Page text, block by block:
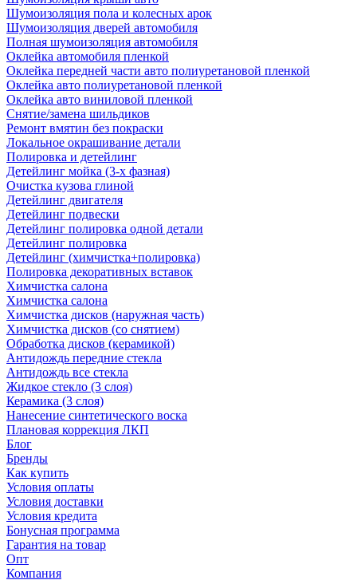
Шумоизоляция пола и колесных арок
Шумоизоляция дверей автомобиля
Полная шумоизоляция автомобиля
Оклейка автомобиля пленкой
Оклейка передней части авто полиуретановой пленкой
Оклейка авто полиуретановой пленкой
Оклейка авто виниловой пленкой
Снятие/замена шильдиков
Ремонт вмятин без покраски
Локальное окрашивание детали
Полировка и детейлинг
Детейлинг мойка (3-х фазная)
Очистка кузова глиной
Детейлинг двигателя
Детейлинг подвески
Детейлинг полировка одной детали
Детейлинг полировка
Детейлинг (химчистка+полировка)
Полировка декоративных вставок
Химчистка салона
Химчистка салона
Химчистка дисков (наружная часть)
Химчистка дисков (со снятием)
Обработка дисков (керамикой)
Антидождь передние стекла
Антидождь все стекла
Жидкое стекло (3 слоя)
Керамика (3 слоя)
Нанесение синтетического воска
Плановая коррекция ЛКП
Блог
Бренды
Как купить
Условия оплаты
Условия доставки
Условия кредита
Бонусная программа
Гарантия на товар
Опт
Компания